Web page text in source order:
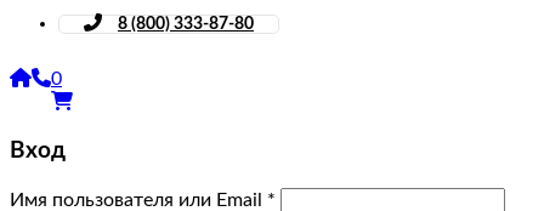
8 (800) 333-87-80
0
Вход
Имя пользователя или Email *